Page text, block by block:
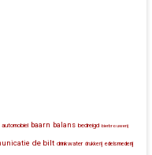
automobiel baarn balans bedreigd bierbrouwerij
de bilt drinkwater drukkerij edelsmederij